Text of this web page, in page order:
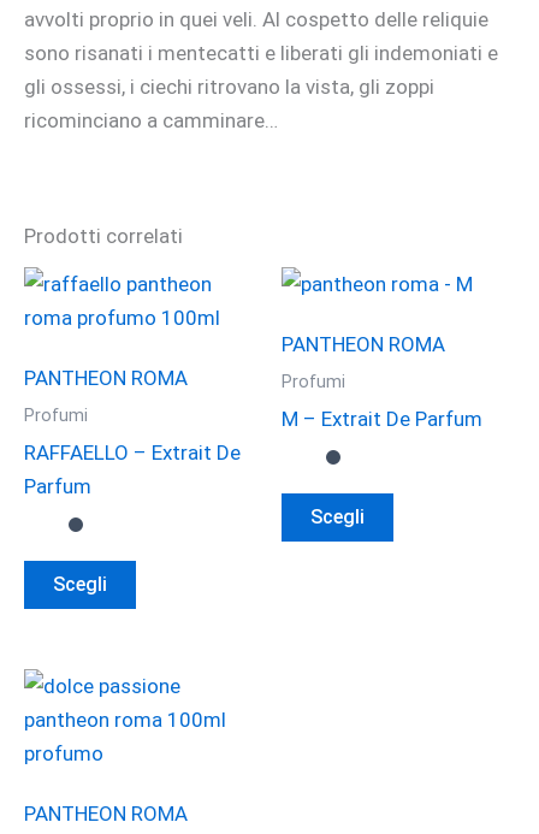
avvolti proprio in quei veli. Al cospetto delle reliquie
sono risanati i mentecatti e liberati gli indemoniati e
gli ossessi, i ciechi ritrovano la vista, gli zoppi
ricominciano a camminare…
Prodotti correlati
PANTHEON ROMA
Profumi
RAFFAELLO – Extrait De
Parfum
Scegli
Questo
varianti.
Le
possono
PANTHEON ROMA
Profumi
M – Extrait De Parfum
Scegli
Questo
PANTHEON ROMA